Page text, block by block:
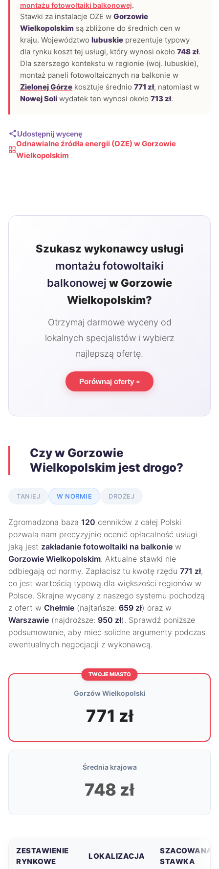
montażu fotowoltaiki balkonowej.
Stawki za instalacje OZE w Gorzowie
Wielkopolskim są zbliżone do średnich cen w
kraju. Województwo lubuskie prezentuje typowy
dla rynku koszt tej usługi, który wynosi około 748 zł.
Dla szerszego kontekstu w regionie (woj. lubuskie),
montaż paneli fotowoltaicznych na balkonie w
Zielonej Górze kosztuje średnio 771 zł, natomiast w
Nowej Soli wydatek ten wynosi około 713 zł.
Udostępnij wycenę
Odnawialne źródła energii (OZE) w Gorzowie
Wielkopolskim
Szukasz wykonawcy usługi
montażu fotowoltaiki
balkonowej w Gorzowie
Wielkopolskim?
Otrzymaj darmowe wyceny od
lokalnych specjalistów i wybierz
najlepszą ofertę.
Porównaj oferty »
Czy w Gorzowie
Wielkopolskim jest drogo?
TANIEJ W NORMIE DROŻEJ
Zgromadzona baza 120 cenników z całej Polski
pozwala nam precyzyjnie ocenić opłacalność usługi
jaką jest zakładanie fotowoltaiki na balkonie w
Gorzowie Wielkopolskim. Aktualne stawki nie
odbiegają od normy. Zapłacisz tu kwotę rzędu 771 zł,
co jest wartością typową dla większości regionów w
Polsce. Skrajne wyceny z naszego systemu pochodzą
z ofert w Chełmie (najtańsze: 659 zł) oraz w
Warszawie (najdroższe: 950 zł). Sprawdź poniższe
podsumowanie, aby mieć solidne argumenty podczas
ewentualnych negocjacji z wykonawcą.
TWOJE MIASTO
Gorzów Wielkopolski
771 zł
Średnia krajowa
748 zł
ZESTAWIENIE
RYNKOWE
LOKALIZACJA
SZACOWANA
STAWKA